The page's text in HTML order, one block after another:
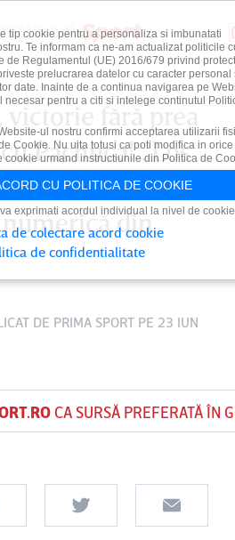
fără prea
Pachuca! „Los
evoluat în
din
DE PRIMA SPORT PE 23 IUN
CA SURSĂ PREFERATĂ ÎN
tip cookie pentru a personaliza si imbunatati
Te informam ca ne-am actualizat politicile
de Regulamentul (UE) 2016/679 privind
prelucrarea datelor cu caracter personal
date. Inainte de a continua navigarea pe
necesar pentru a citi si intelege continutul
ul nostru confirmi acceptarea utilizarii
Cookie. Nu uita totusi ca poti modifica in orice
cookie urmand instructiunile din Politica de
CU POLITICA DE COOKIE
exprimati acordul individual la nivel de
de colectare acord cookie
de confidentialitate